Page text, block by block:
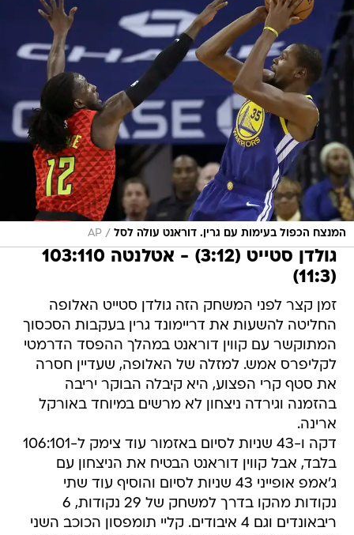
המנצח הכפול בעימות עם גרין. דוראנט עולה לסל /
AP
גולדן סטייט (3:12) - אטלנטה 103:110
(11:3)
זמן קצר לפני המשחק הזה גולדן סטייט האלופה
החליטה להשעות את דריימונד גרין בעקבות הסכסוך
המתוקשר עם קווין דוראנט במהלך ההפסד הדרמטי
לקליפרס אמש. למזלה של האלופה, שעדיין חסרה
את סטף קרי הפצוע, היא קיבלה הבוקר יריבה
בהזמנה וגירדה ניצחון לא מרשים במיוחד באורקל
ארינה.
דקה ו-43 שניות לסיום באזמור עוד צימק ל-106:101
בלבד, אבל קווין דוראנט הבטיח את הניצחון עם
ג'אמפ אופייני 43 שניות לסיום והוסיף עוד שתי
נקודות מהקו בדרך למשחק של 29 נקודות, 6
ריבאונדים וגם 4 איבודים. קליי תומפסון הכוכב השני